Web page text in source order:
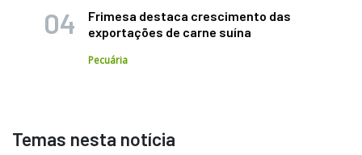
Frimesa destaca crescimento das
exportações de carne suína
Pecuária
Temas nesta notícia